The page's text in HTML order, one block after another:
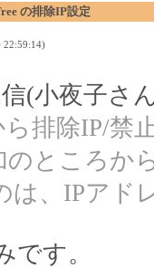
の排除IP設定
22:59:14)
(小夜子さ
ら排除IP/禁
のところか
は、IPアド
です。